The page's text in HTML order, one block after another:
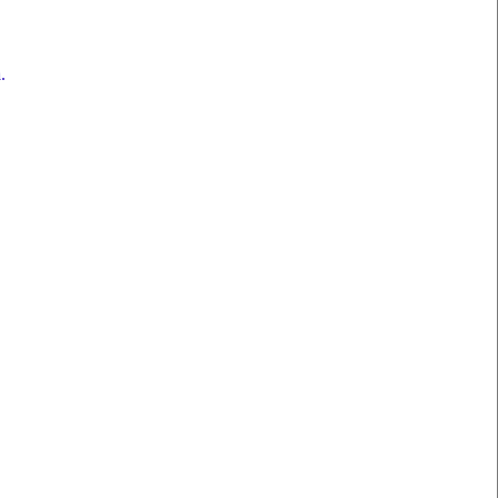
.